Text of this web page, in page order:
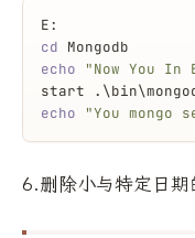
E:
cd Mongodb
echo "Now You In
start
echo "You mongo
6.删除小与特定日期